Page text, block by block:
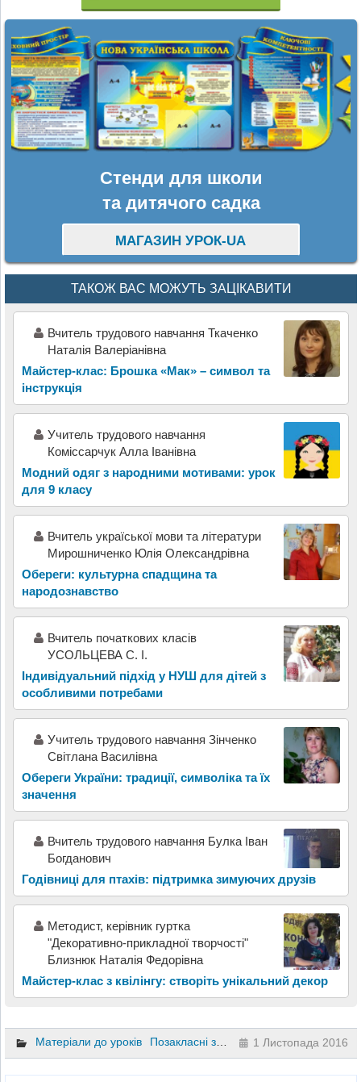
Стенди для школи
та дитячого садка
МАГАЗИН УРОК-UA
ТАКОЖ ВАС МОЖУТЬ ЗАЦІКАВИТИ
Вчитель трудового навчання Ткаченко
Наталія Валеріанівна
Майстер-клас: Брошка «Мак» – символ та
інструкція
Учитель трудового навчання
Коміссарчук Алла Іванівна
Модний одяг з народними мотивами: урок
для 9 класу
Вчитель україської мови та літератури
Мирошниченко Юлія Олександрівна
Обереги: культурна спадщина та
народознавство
Вчитель початкових класів
УСОЛЬЦЕВА С. І.
Індивідуальний підхід у НУШ для дітей з
особливими потребами
Учитель трудового навчання Зінченко
Світлана Василівна
Обереги України: традиції, символіка та їх
значення
Вчитель трудового навчання Булка Іван
Богданович
Годівниці для птахів: підтримка зимуючих друзів
Методист, керівник гуртка
"Декоративно-прикладної творчості"
Близнюк Наталія Федорівна
Майстер-клас з квілінгу: створіть унікальний декор
Матеріали до уроків Позакласні заходи 1 Листопада 2016